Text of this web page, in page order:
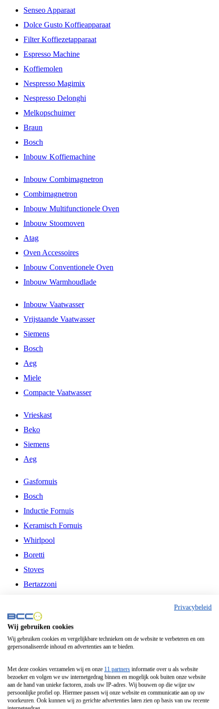
Senseo Apparaat
Dolce Gusto Koffieapparaat
Filter Koffiezetapparaat
Espresso Machine
Koffiemolen
Nespresso Magimix
Nespresso Delonghi
Melkopschuimer
Braun
Bosch
Inbouw Koffiemachine
Inbouw Combimagnetron
Combimagnetron
Inbouw Multifunctionele Oven
Inbouw Stoomoven
Atag
Oven Accessoires
Inbouw Conventionele Oven
Inbouw Warmhoudlade
Inbouw Vaatwasser
Vrijstaande Vaatwasser
Siemens
Bosch
Aeg
Miele
Compacte Vaatwasser
Vrieskast
Beko
Siemens
Aeg
Gasfornuis
Bosch
Inductie Fornuis
Keramisch Fornuis
Whirlpool
Boretti
Stoves
Bertazzoni
Fitelli
Airfryer
Frituurpan
Contactgrill
Broodbakmachine
Broodrooster
Privacybeleid
Wij gebruiken cookies
Wij gebruiken cookies en vergelijkbare technieken om de website te verbeteren en om
gepersonaliseerde inhoud en advertenties aan te bieden.
Met deze cookies verzamelen wij en onze 11 partners informatie over u als website
bezoeker en volgen we uw internetgedrag binnen en mogelijk ook buiten onze website
aan de hand van unieke factoren, zoals uw IP-adres. Wij bouwen op die wijze uw
persoonlijke profiel op. Hiermee passen wij onze website en communicatie aan op uw
voorkeuren. Ook kunnen wij zo gerichte advertenties laten zien op basis van uw recente